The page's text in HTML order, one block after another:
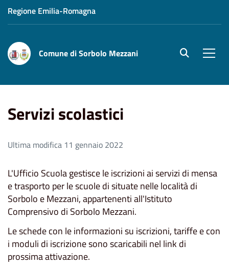
Regione Emilia-Romagna
Comune di Sorbolo Mezzani site.searc
Servizi scolastici
Ultima modifica 11 gennaio 2022
L'Ufficio Scuola gestisce le iscrizioni ai servizi di mensa
e trasporto per le scuole di situate nelle località di
Sorbolo e Mezzani, appartenenti all'Istituto
Comprensivo di Sorbolo Mezzani.
Le schede con le informazioni su iscrizioni, tariffe e con
i moduli di iscrizione sono scaricabili nel link di
prossima attivazione.